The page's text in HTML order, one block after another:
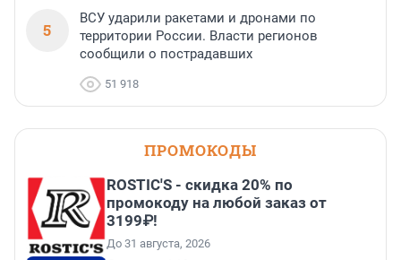
5
ВСУ ударили ракетами и дронами по
территории России. Власти регионов
сообщили о пострадавших
51 918
ПРОМОКОДЫ
ROSTIC'S - скидка 20% по
промокоду на любой заказ от
3199₽!
До 31 августа, 2026